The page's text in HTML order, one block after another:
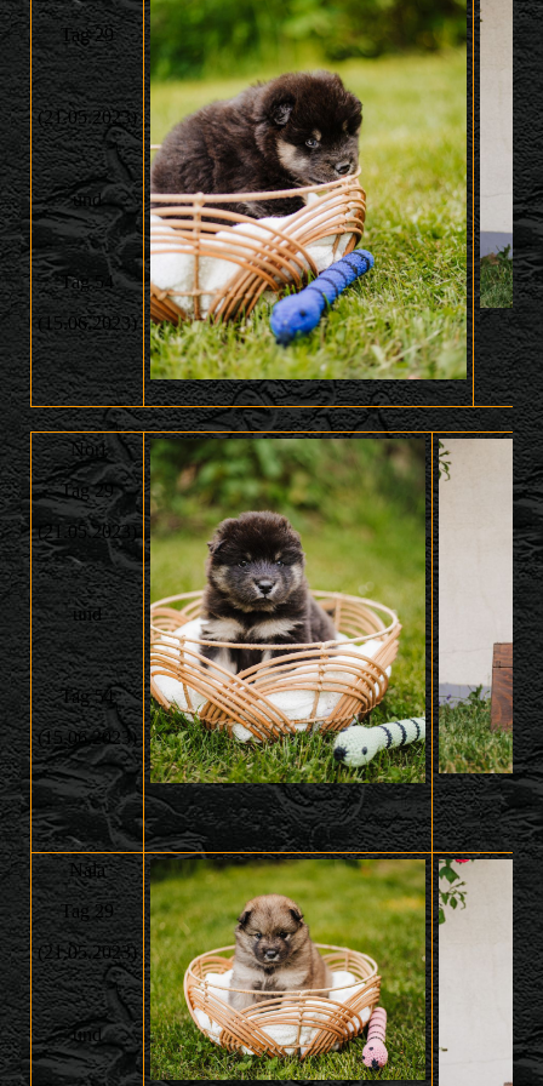
Tag 29
(21.05.2023)
und
Tag 54
(15.06.2023)
Nori
Tag 29
(21.05.2023)
und
Tag 54
(15.06.2023)
Nala
Tag 29
(21.05.2023)
und